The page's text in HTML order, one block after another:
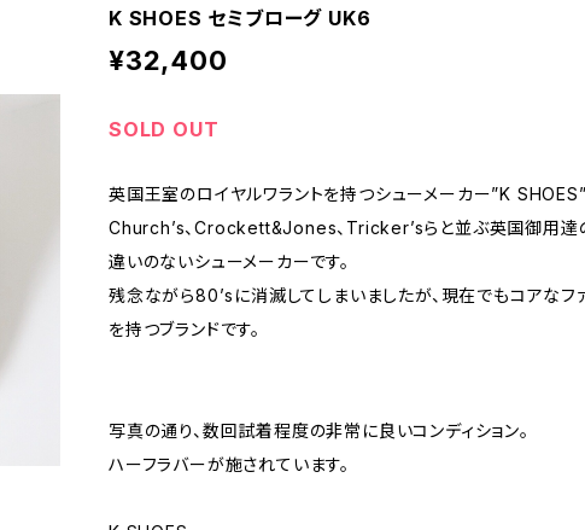
K SHOES セミブローグ UK6
¥32,400
SOLD OUT
英国王室のロイヤルワラントを持つシューメーカー”K SHOES”
Church’s、Crockett&Jones、Tricker’sらと並ぶ英国御用達
違いのないシューメーカーです。
残念ながら80’sに消滅してしまいましたが、現在でもコアなフ
を持つブランドです。
写真の通り、数回試着程度の非常に良いコンディション。
ハーフラバーが施されています。